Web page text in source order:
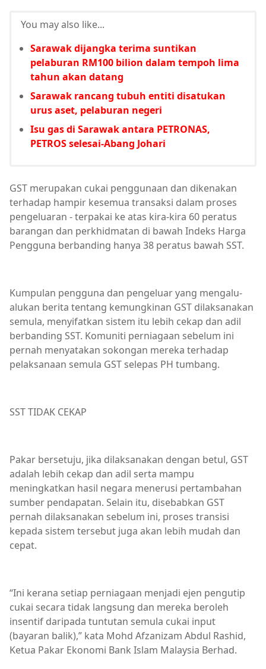
You may also like...
Sarawak dijangka terima suntikan
pelaburan RM100 bilion dalam tempoh lima
tahun akan datang
Sarawak rancang tubuh entiti disatukan
urus aset, pelaburan negeri
Isu gas di Sarawak antara PETRONAS,
PETROS selesai-Abang Johari
GST merupakan cukai penggunaan dan dikenakan
terhadap hampir kesemua transaksi dalam proses
pengeluaran - terpakai ke atas kira-kira 60 peratus
barangan dan perkhidmatan di bawah Indeks Harga
Pengguna berbanding hanya 38 peratus bawah SST.
Kumpulan pengguna dan pengeluar yang mengalu-
alukan berita tentang kemungkinan GST dilaksanakan
semula, menyifatkan sistem itu lebih cekap dan adil
berbanding SST. Komuniti perniagaan sebelum ini
pernah menyatakan sokongan mereka terhadap
pelaksanaan semula GST selepas PH tumbang.
SST TIDAK CEKAP
Pakar bersetuju, jika dilaksanakan dengan betul, GST
adalah lebih cekap dan adil serta mampu
meningkatkan hasil negara menerusi pertambahan
sumber pendapatan. Selain itu, disebabkan GST
pernah dilaksanakan sebelum ini, proses transisi
kepada sistem tersebut juga akan lebih mudah dan
cepat.
“Ini kerana setiap perniagaan menjadi ejen pengutip
cukai secara tidak langsung dan mereka beroleh
insentif daripada tuntutan semula cukai input
(bayaran balik),” kata Mohd Afzanizam Abdul Rashid,
Ketua Pakar Ekonomi Bank Islam Malaysia Berhad.